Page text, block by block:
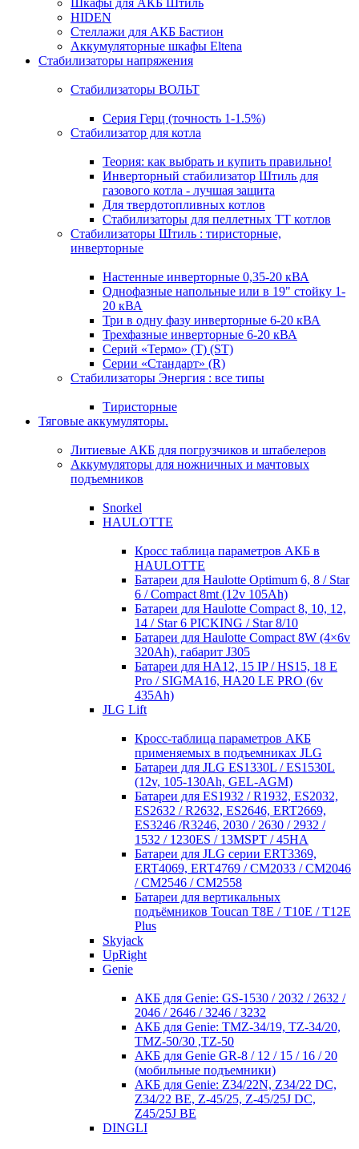
Шкафы для АКБ Штиль
HIDEN
Стеллажи для АКБ Бастион
Аккумуляторные шкафы Eltena
Стабилизаторы напряжения
Стабилизаторы ВОЛЬТ
Серия Герц (точность 1-1.5%)
Стабилизатор для котла
Теория: как выбрать и купить правильно!
Инверторный стабилизатор Штиль для
газового котла - лучшая защита
Для твердотопливных котлов
Стабилизаторы для пеллетных ТТ котлов
Стабилизаторы Штиль : тиристорные,
инверторные
Настенные инверторные 0,35-20 кВА
Однофазные напольные или в 19" стойку 1-
20 кВА
Три в одну фазу инверторные 6-20 кВА
Трехфазные инверторные 6-20 кВА
Серий «Термо» (T) (ST)
Серии «Стандарт» (R)
Стабилизаторы Энергия : все типы
Тиристорные
Тяговые аккумуляторы.
Литиевые АКБ для погрузчиков и штабелеров
Аккумуляторы для ножничных и мачтовых
подъемников
Snorkel
HAULOTTE
Кросc таблица параметров АКБ в
HAULOTTE
Батареи для Haulotte Optimum 6, 8 / Star
6 / Compact 8mt (12v 105Ah)
Батареи для Haulotte Compact 8, 10, 12,
14 / Star 6 PICKING / Star 8/10
Батареи для Haulotte Compact 8W (4×6v
320Ah), габарит J305
Батареи для HA12, 15 IP / HS15, 18 E
Pro / SIGMA16, HA20 LE PRO (6v
435Ah)
JLG Lift
Кросc-таблица параметров АКБ
применяемых в подъемниках JLG
Батареи для JLG ES1330L / ES1530L
(12v, 105-130Ah, GEL-AGM)
Батареи для ES1932 / R1932, ES2032,
ES2632 / R2632, ES2646, ERT2669,
ES3246 /R3246, 2030 / 2630 / 2932 /
1532 / 1230ES / 13MSPT / 45HA
Батареи для JLG серии ERT3369,
ERT4069, ERT4769 / CM2033 / CM2046
/ CM2546 / CM2558
Батареи для вертикальных
подъёмников Toucan T8E / T10E / T12E
Plus
Skyjack
UpRight
Genie
АКБ для Genie: GS-1530 / 2032 / 2632 /
2046 / 2646 / 3246 / 3232
АКБ для Genie: TMZ-34/19, TZ-34/20,
TMZ-50/30 ,TZ-50
АКБ для Genie GR-8 / 12 / 15 / 16 / 20
(мобильные подъемники)
АКБ для Genie: Z34/22N, Z34/22 DC,
Z34/22 BE, Z-45/25, Z-45/25J DC,
Z45/25J BE
DINGLI